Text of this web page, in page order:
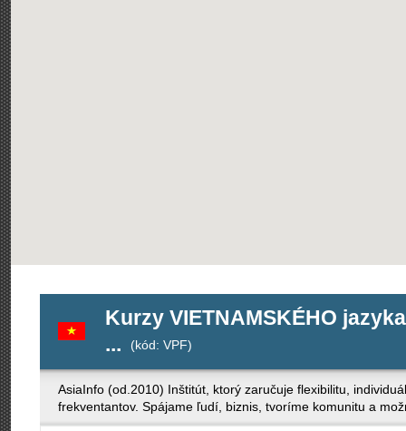
Kurzy VIETNAMSKÉHO
...
(kód: VPF)
AsiaInfo (od.2010) Inštitút, ktorý zaručuje flexibilitu,
frekventantov. Spájame ľudí, biznis, tvoríme komunitu a